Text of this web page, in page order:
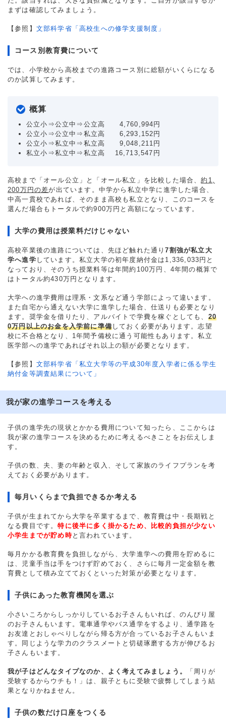
まずは確認してみましょう。
【参照】 文部科学省「高校生への修学支援制度」
コース別教育費について
では、小学校から高校までの進路コース別に総額がいくらになる
のか試算してみます。
概算
公立小⇒公立中⇒公立高 4,760,994円
公立小⇒公立中⇒私立高 6,293,152円
公立小⇒私立中⇒私立高 9,048,211円
私立小⇒私立中⇒私立高 16,713,547円
高校まで「オール公立」と「オール私立」を比較した場合、約1,
200万円の差が出ています。中学から私立中学に進学した場合、
中高一貫校であれば、そのまま高校も私立となり、このコースを
選んだ場合もトータルで約900万円と高額になっています。
大学の費用は授業料だけじゃない
高校卒業後の進路については、先ほど触れた通り7割強が私立大
学へ進学 しています。私立大学の初年度納付金は1,336,033円と
なっており、そのうち授業料等は年間約100万円、4年間の概算で
はトータル約430万円となります。
大学への進学費用は理系・文系など通う学部によって違います。
また自宅から通えない大学に進学した場合、仕送りも必要となり
ます。奨学金を借りたり、アルバイトで学費を稼ぐとしても、 20
0万円以上のお金を入学前に準備しておく必要があります。志望
校に不合格となり、1年間予備校に通う可能性もあります。私立
医学部への進学であればそれ以上の額が必要となります。
【参照】 文部科学省「私立大学等の平成30年度入学者に係る学生
納付金等調査結果について」
我が家の進学コースを考える
子供の進学先の現状とかかる費用について知ったら、ここからは
我が家の進学コースを決めるために考えるべきことをお伝えしま
す。
子供の数、夫、妻の年齢と収入、そして家族のライフプランを考
えておく必要があります。
毎月いくらまで負担できるか考える
子供が生まれてから大学を卒業するまで、教育費は中・長期戦と
なる費目です。特に後半に多く掛かるため、比較的負担が少ない
小学生までが貯め時と言われています。
毎月かかる教育費を負担しながら、大学進学への費用を貯めるに
は、児童手当は手をつけず貯めておく、さらに毎月一定金額を教
育費として積み立てておくといった対策が必要となります。
子供にあった教育機関を選ぶ
小さいころからしっかりしているお子さんもいれば、のんびり屋
のお子さんもいます。電車通学やバス通学をするより、通学路を
お友達とおしゃべりしながら帰る方が合っているお子さんもいま
す。同じような学力のクラスメートと切磋琢磨する方が伸びるお
子さんもいます。
我が子はどんなタイプなのか、よく考えてみましょう。
「周りが
受験するからウチも！」は、親子ともに受験で疲弊してしまう結
果となりかねません。
子供の数だけ口座をつくる